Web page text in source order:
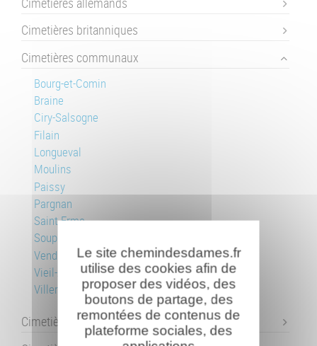
Cimetières britanniques
Cimetières communaux
Bourg-et-Comin
Braine
Ciry-Salsogne
Filain
Longueval
Moulins
Paissy
Pargnan
Saint-Erme
Soupir
Vendresse
Vieil-Arcy
Villers-en-Prayères
Cimetière danois de Braine
Le site chemindesdames.fr
utilise des cookies afin de
proposer des vidéos, des
boutons de partage, des
remontées de contenus de
plateforme sociales, des